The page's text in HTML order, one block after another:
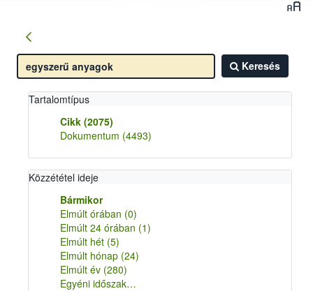
Keresés
Tartalomtípus
Cikk (2075)
Dokumentum (4493)
Közzététel ideje
Bármikor
Elmúlt órában (0)
Elmúlt 24 órában (1)
Elmúlt hét (5)
Elmúlt hónap (24)
Elmúlt év (280)
Egyéni időszak…